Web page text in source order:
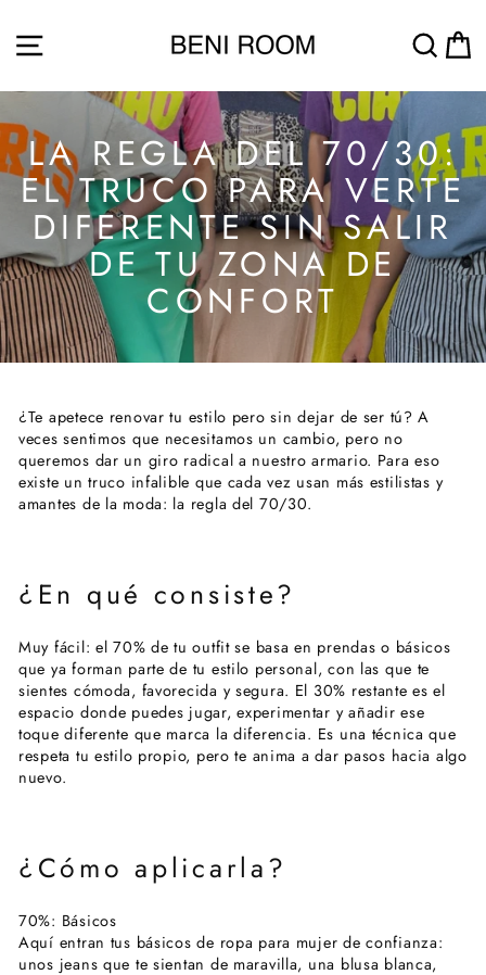
zum
Inhalt
SEITENNAVIGATION
LA REGLA DEL 70/30:
EL TRUCO PARA VERTE
DIFERENTE SIN SALIR
DE TU ZONA DE
CONFORT
¿Te apetece renovar tu estilo pero sin dejar de ser tú? A
veces sentimos que necesitamos un cambio, pero no
queremos dar un giro radical a nuestro armario. Para eso
existe un truco infalible que cada vez usan más estilistas y
amantes de la moda: la regla del 70/30.
¿En qué consiste?
Muy fácil: el 70% de tu outfit se basa en prendas o básicos
que ya forman parte de tu estilo personal, con las que te
sientes cómoda, favorecida y segura. El 30% restante es el
espacio donde puedes jugar, experimentar y añadir ese
toque diferente que marca la diferencia. Es una técnica que
respeta tu estilo propio, pero te anima a dar pasos hacia algo
nuevo.
¿Cómo aplicarla?
70%: Básicos
Aquí entran tus básicos de ropa para mujer de confianza:
unos jeans que te sientan de maravilla, una blusa blanca,